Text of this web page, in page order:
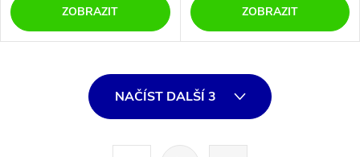
ZOBRAZIT ZOBRAZIT
NAČÍST DALŠÍ 3